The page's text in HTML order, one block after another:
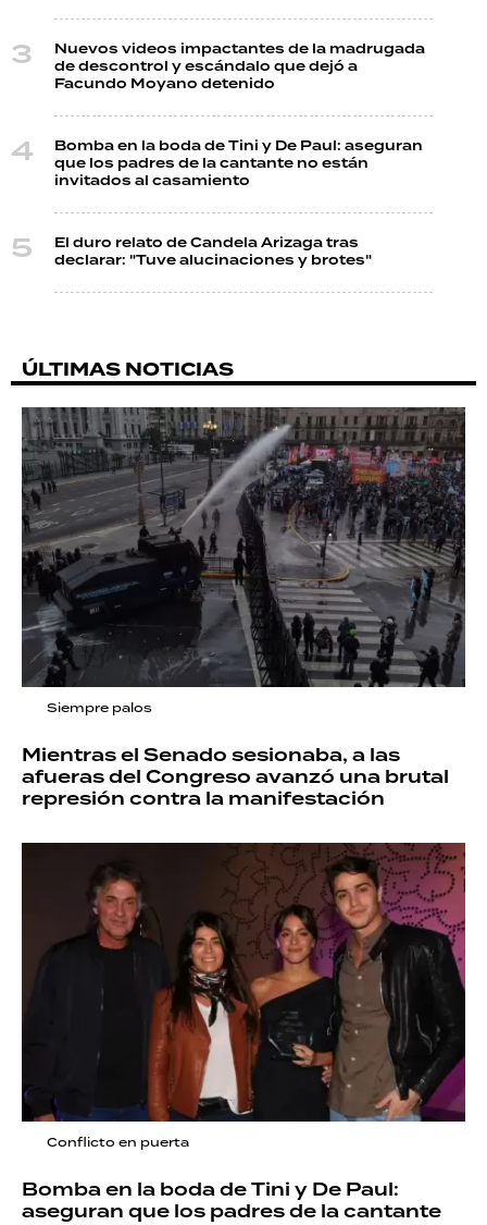
Nuevos videos impactantes de la madrugada
de descontrol y escándalo que dejó a
Facundo Moyano detenido
Bomba en la boda de Tini y De Paul: aseguran
que los padres de la cantante no están
invitados al casamiento
El duro relato de Candela Arizaga tras
declarar: "Tuve alucinaciones y brotes"
ÚLTIMAS NOTICIAS
Siempre palos
Mientras el Senado sesionaba, a las
afueras del Congreso avanzó una brutal
represión contra la manifestación
Conflicto en puerta
Bomba en la boda de Tini y De Paul:
aseguran que los padres de la cantante